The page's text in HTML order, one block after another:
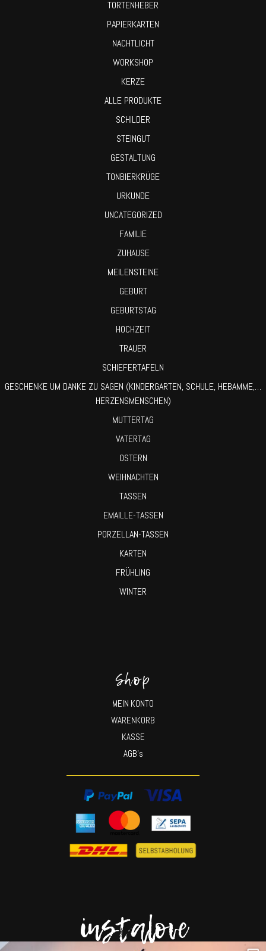
TORTENHEBER
PAPIERKARTEN
NACHTLICHT
WORKSHOP
KERZE
ALLE PRODUKTE
SCHILDER
STEINGUT
GESTALTUNG
TONBIERKRÜGE
URKUNDE
UNCATEGORIZED
FAMILIE
ZUHAUSE
MEILENSTEINE
GEBURT
GEBURTSTAG
HOCHZEIT
TRAUER
SCHIEFERTAFELN
GESCHENKE UM DANKE ZU SAGEN (KINDERGARTEN, SCHULE, HEBAMME,…
HERZENSMENSCHEN)
MUTTERTAG
VATERTAG
OSTERN
WEIHNACHTEN
TASSEN
EMAILLE-TASSEN
PORZELLAN-TASSEN
KARTEN
FRÜHLING
WINTER
Shop
MEIN KONTO
WARENKORB
KASSE
AGB’s
instalove